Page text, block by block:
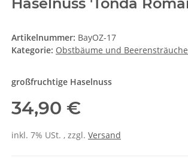
Haselnuss 'Tonda
Artikelnummer: BayOZ-17
Kategorie: Obstbäume und
großfruchtige Haselnuss
34,90 €
inkl. 7% USt. , zzgl. Versand